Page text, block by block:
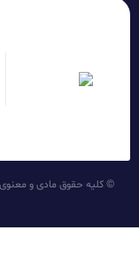
© کلیه حقوق مادی و